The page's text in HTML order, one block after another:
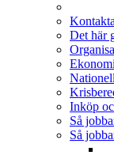
Det här
Inköp
Så
Så